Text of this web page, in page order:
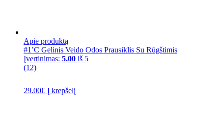
Apie produktą
#1’C Gelinis Veido Odos Prausiklis Su Rūgštimis
Įvertinimas: 5.00 iš 5
(12)
29.00€ Į krepšelį